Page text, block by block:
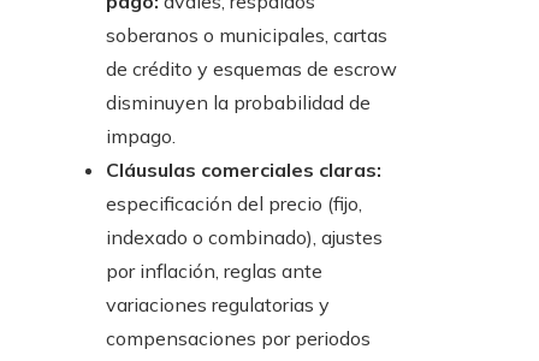
soberanos o municipales, cartas
de crédito y esquemas de escrow
disminuyen la probabilidad de
impago.
Cláusulas comerciales claras:
especificación del precio (fijo,
indexado o combinado), ajustes
por inflación, reglas ante
variaciones regulatorias y
compensaciones por periodos